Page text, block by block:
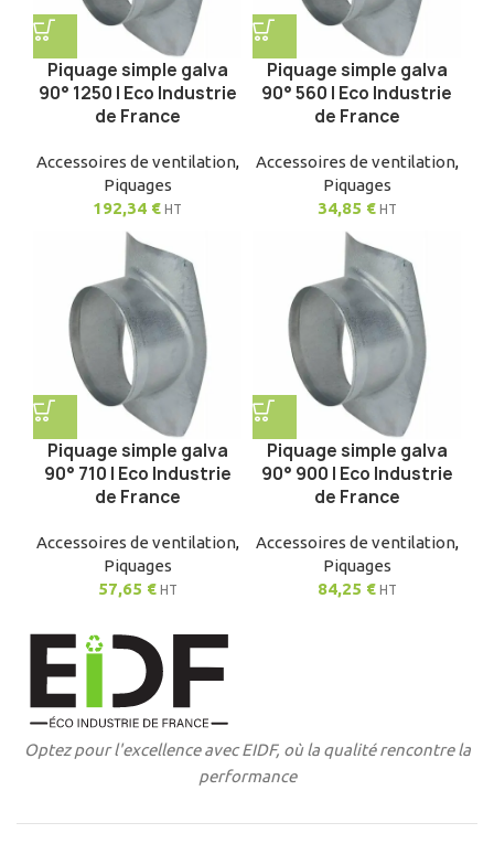
Piquage simple galva
90° 1250 | Eco Industrie
de France
Accessoires de ventilation,
Piquages
192,34 € HT
Piquage simple galva
90° 560 | Eco Industrie
de France
Accessoires de ventilation,
Piquages
34,85 € HT
Piquage simple galva
90° 710 | Eco Industrie
de France
Accessoires de ventilation,
Piquages
57,65 € HT
Piquage simple galva
90° 900 | Eco Industrie
de France
Accessoires de ventilation,
Piquages
84,25 € HT
Optez pour l'excellence avec EIDF, où la qualité rencontre la
performance